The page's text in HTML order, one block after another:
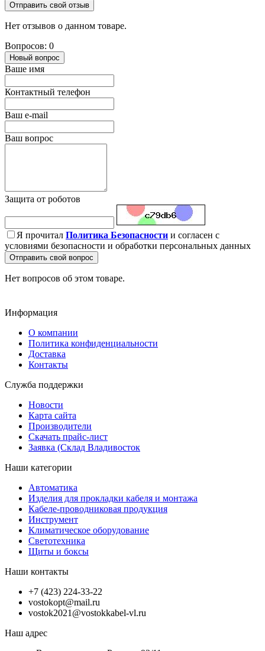
Отправить свой отзыв
Нет отзывов о данном товаре.
Вопросов: 0
Новый вопрос
Ваше имя
Контактный телефон
Ваш e-mail
Ваш вопрос
Защита от роботов
Я прочитал Политика Безопасности и согласен с
условиями безопасности и обработки персональных данных
Отправить свой вопрос
Нет вопросов об этом товаре.
Информация
О компании
Политика конфиденциальности
Доставка
Контакты
Служба поддержки
Новости
Карта сайта
Производители
Скачать прайс-лист
Заявка (Склад Владивосток
Наши категории
Автоматика
Изделия для прокладки кабеля и монтажа
Кабеле-проводниковая продукция
Инструмент
Климатическое оборудование
Светотехника
Щиты и боксы
Наши контакты
+7 (423) 224-33-22
vostokopt@mail.ru
vostok2021@vostokkabel-vl.ru
Наш адрес